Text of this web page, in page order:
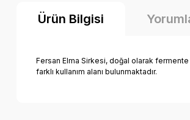
Ürün Bilgisi
Fersan Elma Sirkesi, doğal olarak fermente
farklı kullanım alanı bulunmaktadır.